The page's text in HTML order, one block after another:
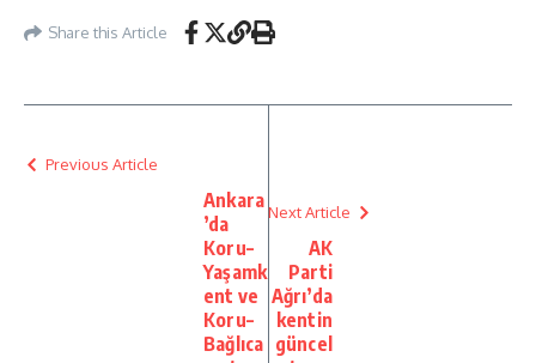
Share this Article
Previous Article
Ankara
’da
Koru–
Yaşamk
ent ve
Koru–
Bağlıca
Next Article
AK
Parti
Ağrı’da
kentin
güncel